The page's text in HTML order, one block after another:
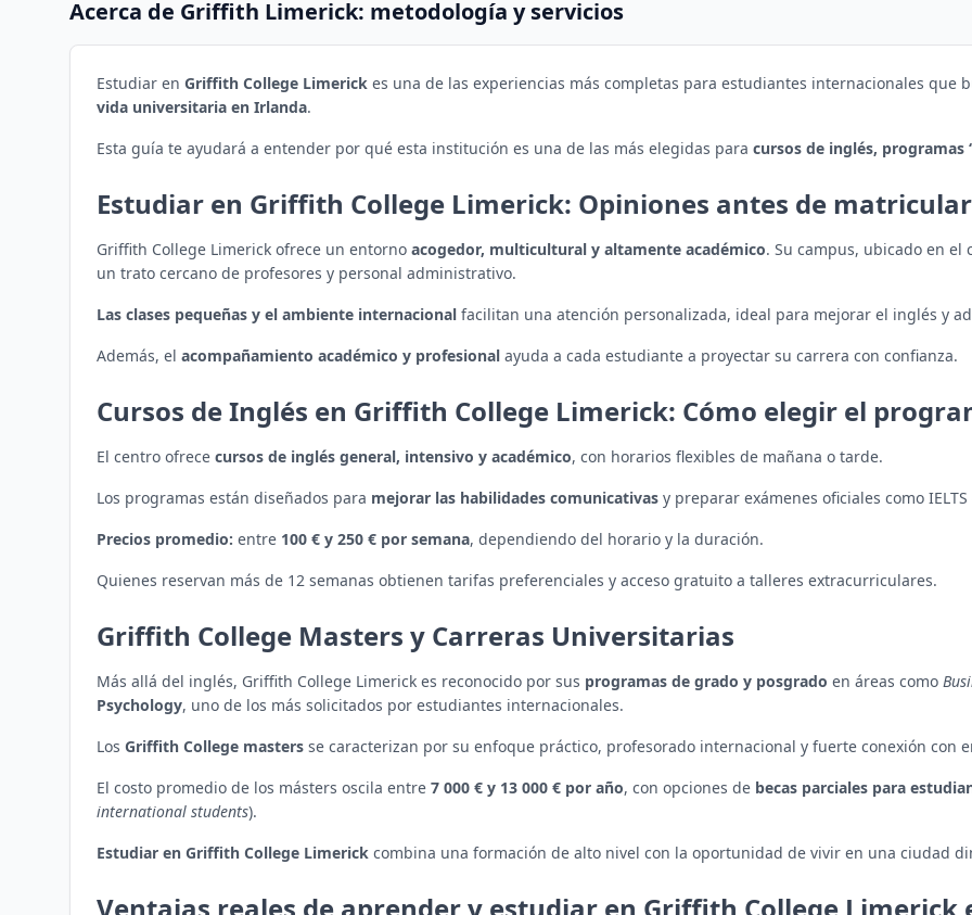
Acerca de Griffith Limerick: metodología y servicios
Estudiar en Griffith College Limerick es una de las experiencias más completas para estudiantes internacionales que
vida universitaria en Irlanda.
Esta guía te ayudará a entender por qué esta institución es una de las más elegidas para cursos de inglés, programas
Estudiar en Griffith College Limerick: Opiniones antes de
Griffith College Limerick ofrece un entorno acogedor, multicultural y altamente académico. Su campus, ubicado en el
un trato cercano de profesores y personal administrativo.
Las clases pequeñas y el ambiente internacional facilitan una atención personalizada, ideal para mejorar el inglés y
Además, el acompañamiento académico y profesional ayuda a cada estudiante a proyectar su carrera con confianza.
Cursos de Inglés en Griffith College Limerick: Cómo elegir el
El centro ofrece cursos de inglés general, intensivo y académico, con horarios flexibles de mañana o tarde.
Los programas están diseñados para mejorar las habilidades comunicativas y preparar exámenes oficiales como
Precios promedio: entre 100 € y 250 € por semana, dependiendo del horario y la duración.
Quienes reservan más de 12 semanas obtienen tarifas preferenciales y acceso gratuito a talleres extracurriculares.
Griffith College Masters y Carreras Universitarias
Más allá del inglés, Griffith College Limerick es reconocido por sus programas de grado y posgrado en áreas como
Psychology, uno de los más solicitados por estudiantes internacionales.
Los Griffith College masters se caracterizan por su enfoque práctico, profesorado internacional y fuerte conexión con
El costo promedio de los másters oscila entre 7 000 € y 13 000 € por año, con opciones de becas parciales para
international students).
Estudiar en Griffith College Limerick combina una formación de alto nivel con la oportunidad de vivir en una ciudad